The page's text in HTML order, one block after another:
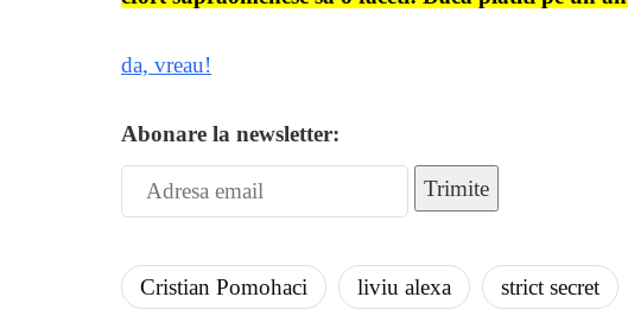
da, vreau!
Abonare la newsletter:
Trimite
Cristian Pomohaci liviu alexa strict secret